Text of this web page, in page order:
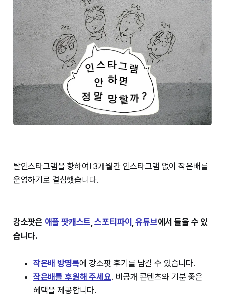
탈인스타그램을 향하여! 3개월간 인스타그램 없이 작은배를
운영하기로 결심했습니다.
강소팟은 ⁠⁠애플 팟캐스트⁠⁠,⁠⁠스포티파이⁠⁠ ,⁠⁠유튜브⁠⁠에서 들을 수 있
습니다.
작은배 방명록⁠에 강소팟 후기를 남길 수 있습니다.
작은배를 후원해 주세요. 비공개 콘텐츠와 기분 좋은
혜택을 제공합니다.